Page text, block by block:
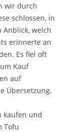
wir durch
schlossen, in
Anblick, welch
erinnerte an
Es fiel oft
Kauf
auf
Übersetzung.
kaufen und
Tofu